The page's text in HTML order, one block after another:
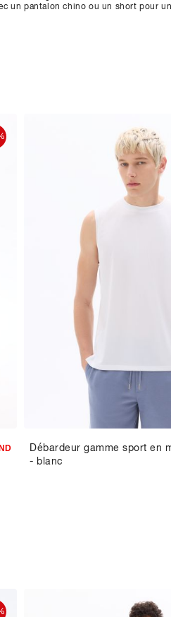
un pantalon chino ou un short pour
Débardeur gamme sport en
- blanc